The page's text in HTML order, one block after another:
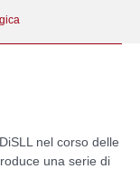
nel corso delle
una serie di